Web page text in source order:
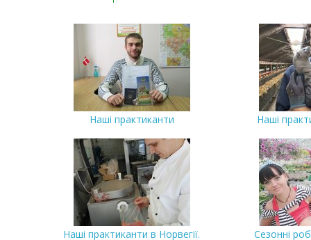
Наші практиканти Наші
Наші практиканти в Норвегії. Сезонні